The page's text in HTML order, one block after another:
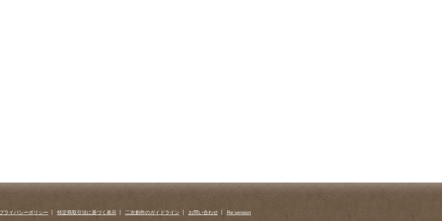
ライバシーポリシー 特定商取引法に基づく表示 二次創作のガイドライン お問い合わせ Re:version